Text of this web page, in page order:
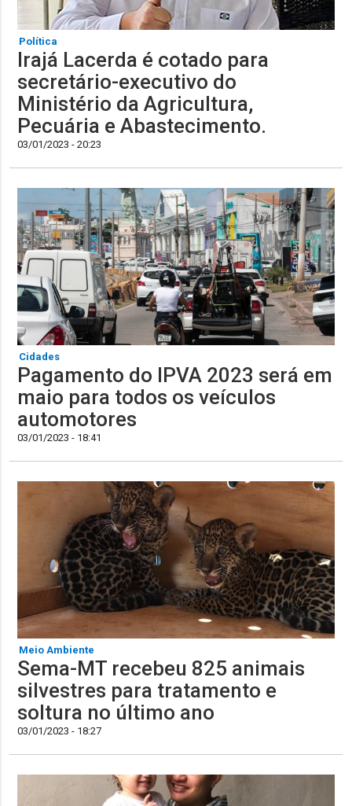
Política
Irajá Lacerda é cotado para
secretário-executivo do
Ministério da Agricultura,
Pecuária e Abastecimento.
03/01/2023 - 20:23
Cidades
Pagamento do IPVA 2023 será em
maio para todos os veículos
automotores
03/01/2023 - 18:41
Meio Ambiente
Sema-MT recebeu 825 animais
silvestres para tratamento e
soltura no último ano
03/01/2023 - 18:27